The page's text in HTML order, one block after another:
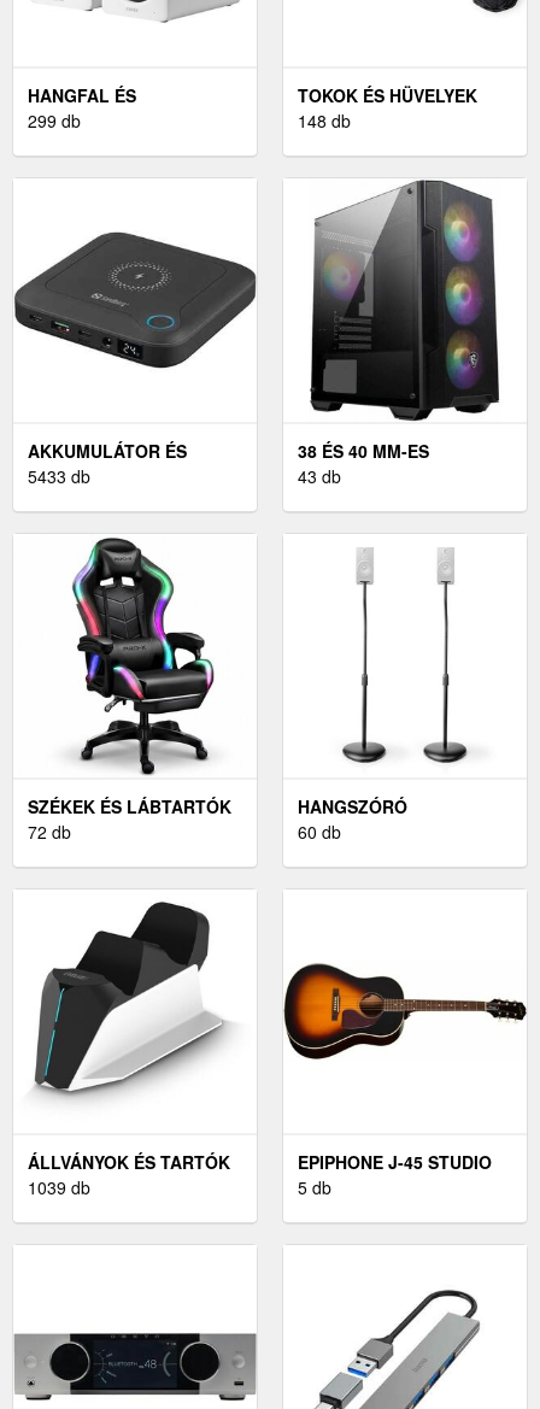
HANGFAL ÉS
HANGSZÓRÓ
299 db
TOKOK ÉS HÜVELYEK
148 db
AKKUMULÁTOR ÉS
TÖLTŐ
5433 db
38 ÉS 40 MM-ES
43 db
SZÉKEK ÉS LÁBTARTÓK
72 db
HANGSZÓRÓ
ÁLLVÁNYOK ÉS FALI
60 db
ÁLLVÁNYOK ÉS TARTÓK
1039 db
EPIPHONE J-45 STUDIO
VINTAGE SUNBURST
5 db